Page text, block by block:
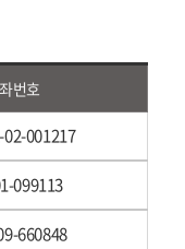
번호
02-001217
099113
660848